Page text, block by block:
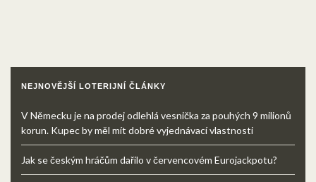
NEJNOVĚJŠÍ LOTERIJNÍ ČLÁNKY
V Německu je na prodej odlehlá vesnička za pouhých 9 milionů
korun. Kupec by měl mít dobré vyjednávací vlastnosti
Jak se českým hráčům dařilo v červencovém Eurojackpotu?